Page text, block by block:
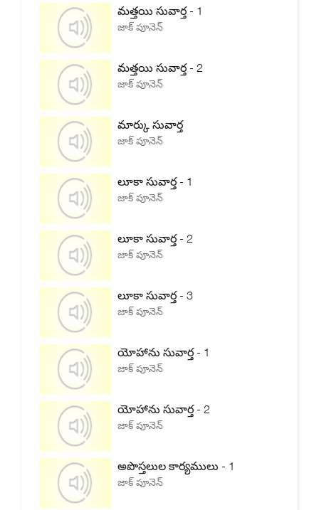
మత్తయి సువార్త - 1
జాక్ పూనెన్
మత్తయి సువార్త - 2
జాక్ పూనెన్
మార్కు సువార్త
జాక్ పూనెన్
లూకా సువార్త - 1
జాక్ పూనెన్
లూకా సువార్త - 2
జాక్ పూనెన్
లూకా సువార్త - 3
జాక్ పూనెన్
యోహాను సువార్త - 1
జాక్ పూనెన్
యోహాను సువార్త - 2
జాక్ పూనెన్
అపొస్తలుల కార్యములు - 1
జాక్ పూనెన్